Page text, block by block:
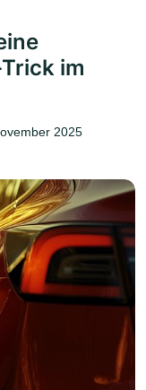
im
2025